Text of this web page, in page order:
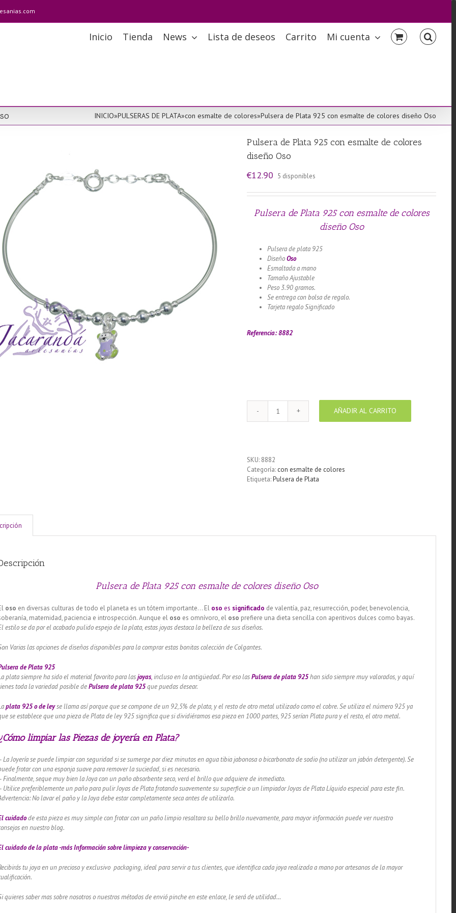
Inicio Tienda News Lista de deseos Carrito Mi cuenta
INICIO»PULSERAS DE PLATA»con esmalte de colores»Pulsera de Plata 925 con esmalte de colores diseño Oso
Pulsera de Plata 925 con esmalte de colores
diseño Oso
€12.90 5 disponibles
Pulsera de Plata 925 con esmalte de colores
diseño Oso
Pulsera de plata 925
DiseñoOso
Esmaltada a mano
Tamaño Ajustable
Peso 3.90 gramos.
Se entrega con bolsa de regalo.
Tarjeta regalo Significado
Referencia: 8882
Pulsera
de
de
colores
AÑADIR AL CARRITO
SKU: 8882
Categoría: con esmalte de colores
Etiqueta:Pulsera de Plata
Pulsera de Plata 925 con esmalte de colores diseño Oso
oso en diversas culturas de todo el planeta es un tótem importante… El oso es significado de valentía, paz, resurrección, poder, benevolencia,
maternidad, paciencia e introspección. Aunque el oso es omnívoro, el oso prefiere una dieta sencilla con aperitivos dulces como bayas.
estilo se da por el acabado pulido espejo de la plata, estas joyas destaca la belleza de sus diseños.
Varias las opciones de diseños disponibles para la comprar estas bonitas colección de Colgantes.
de Plata 925
plata siempre ha sido el material favorito para lasjoyas,incluso en la antigüedad. Por eso lasPulserade plata 925han sido siempre muy valorados, y aquí
toda la variedad posible dePulserade plata 925que puedas desear.
plata 925 o de leyse llama así porque que se compone de un 92,5% de plata, y el resto de otro metal utilizado como el cobre. Se utiliza el número 925 ya
se establece que una pieza de Plata de ley 925 significa que si dividiéramos esa pieza en 1000 partes, 925 serían Plata pura y el resto, el otro metal.
limpiar las Piezas de joyería en Plata?
La Joyería se puede limpiar con seguridad si se sumerge por diez minutos en agua tibia jabonosa o bicarbonato de sodio (no utilizar un jabón detergente). Se
frotar con una esponja suave para remover la suciedad, si es necesario.
Finalmente, seque muy bien la Joya con un paño absorbente seco, verá el brillo que adquiere de inmediato.
Utilice preferiblemente un paño para pulir Joyas de Plata frotando suavemente su superficie o un limpiador Joyas de Plata Líquido especial para este fin.
No lavar el paño y la Joya debe estar completamente seca antes de utilizarlo.
cuidadode esta pieza es muy simple con frotar con un paño limpio resaltara su bello brillo nuevamente, para mayor información puede ver nuestro
en nuestro blog.
cuidado dela plata -más Información sobre limpieza y conservación-
tu joya en un precioso y exclusivo packaging, ideal para servir a tus clientes, que identifica cada joya realizada a mano por artesanos de la mayor
quieres saber mas sobre nosotros o nuestros métodos de envió pinche en este enlace, le será de utilidad…